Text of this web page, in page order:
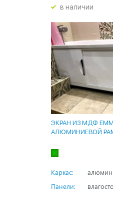
в наличии
ЭКРАН ИЗ МДФ
АЛЮМИНИЕВОЙ
Каркас:
Панели: